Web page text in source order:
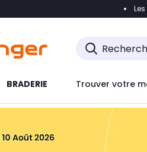
Accéder
chatbot
BRADERIE Trouver votre